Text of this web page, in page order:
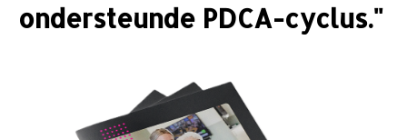
ondersteunde PDCA-cyclus."